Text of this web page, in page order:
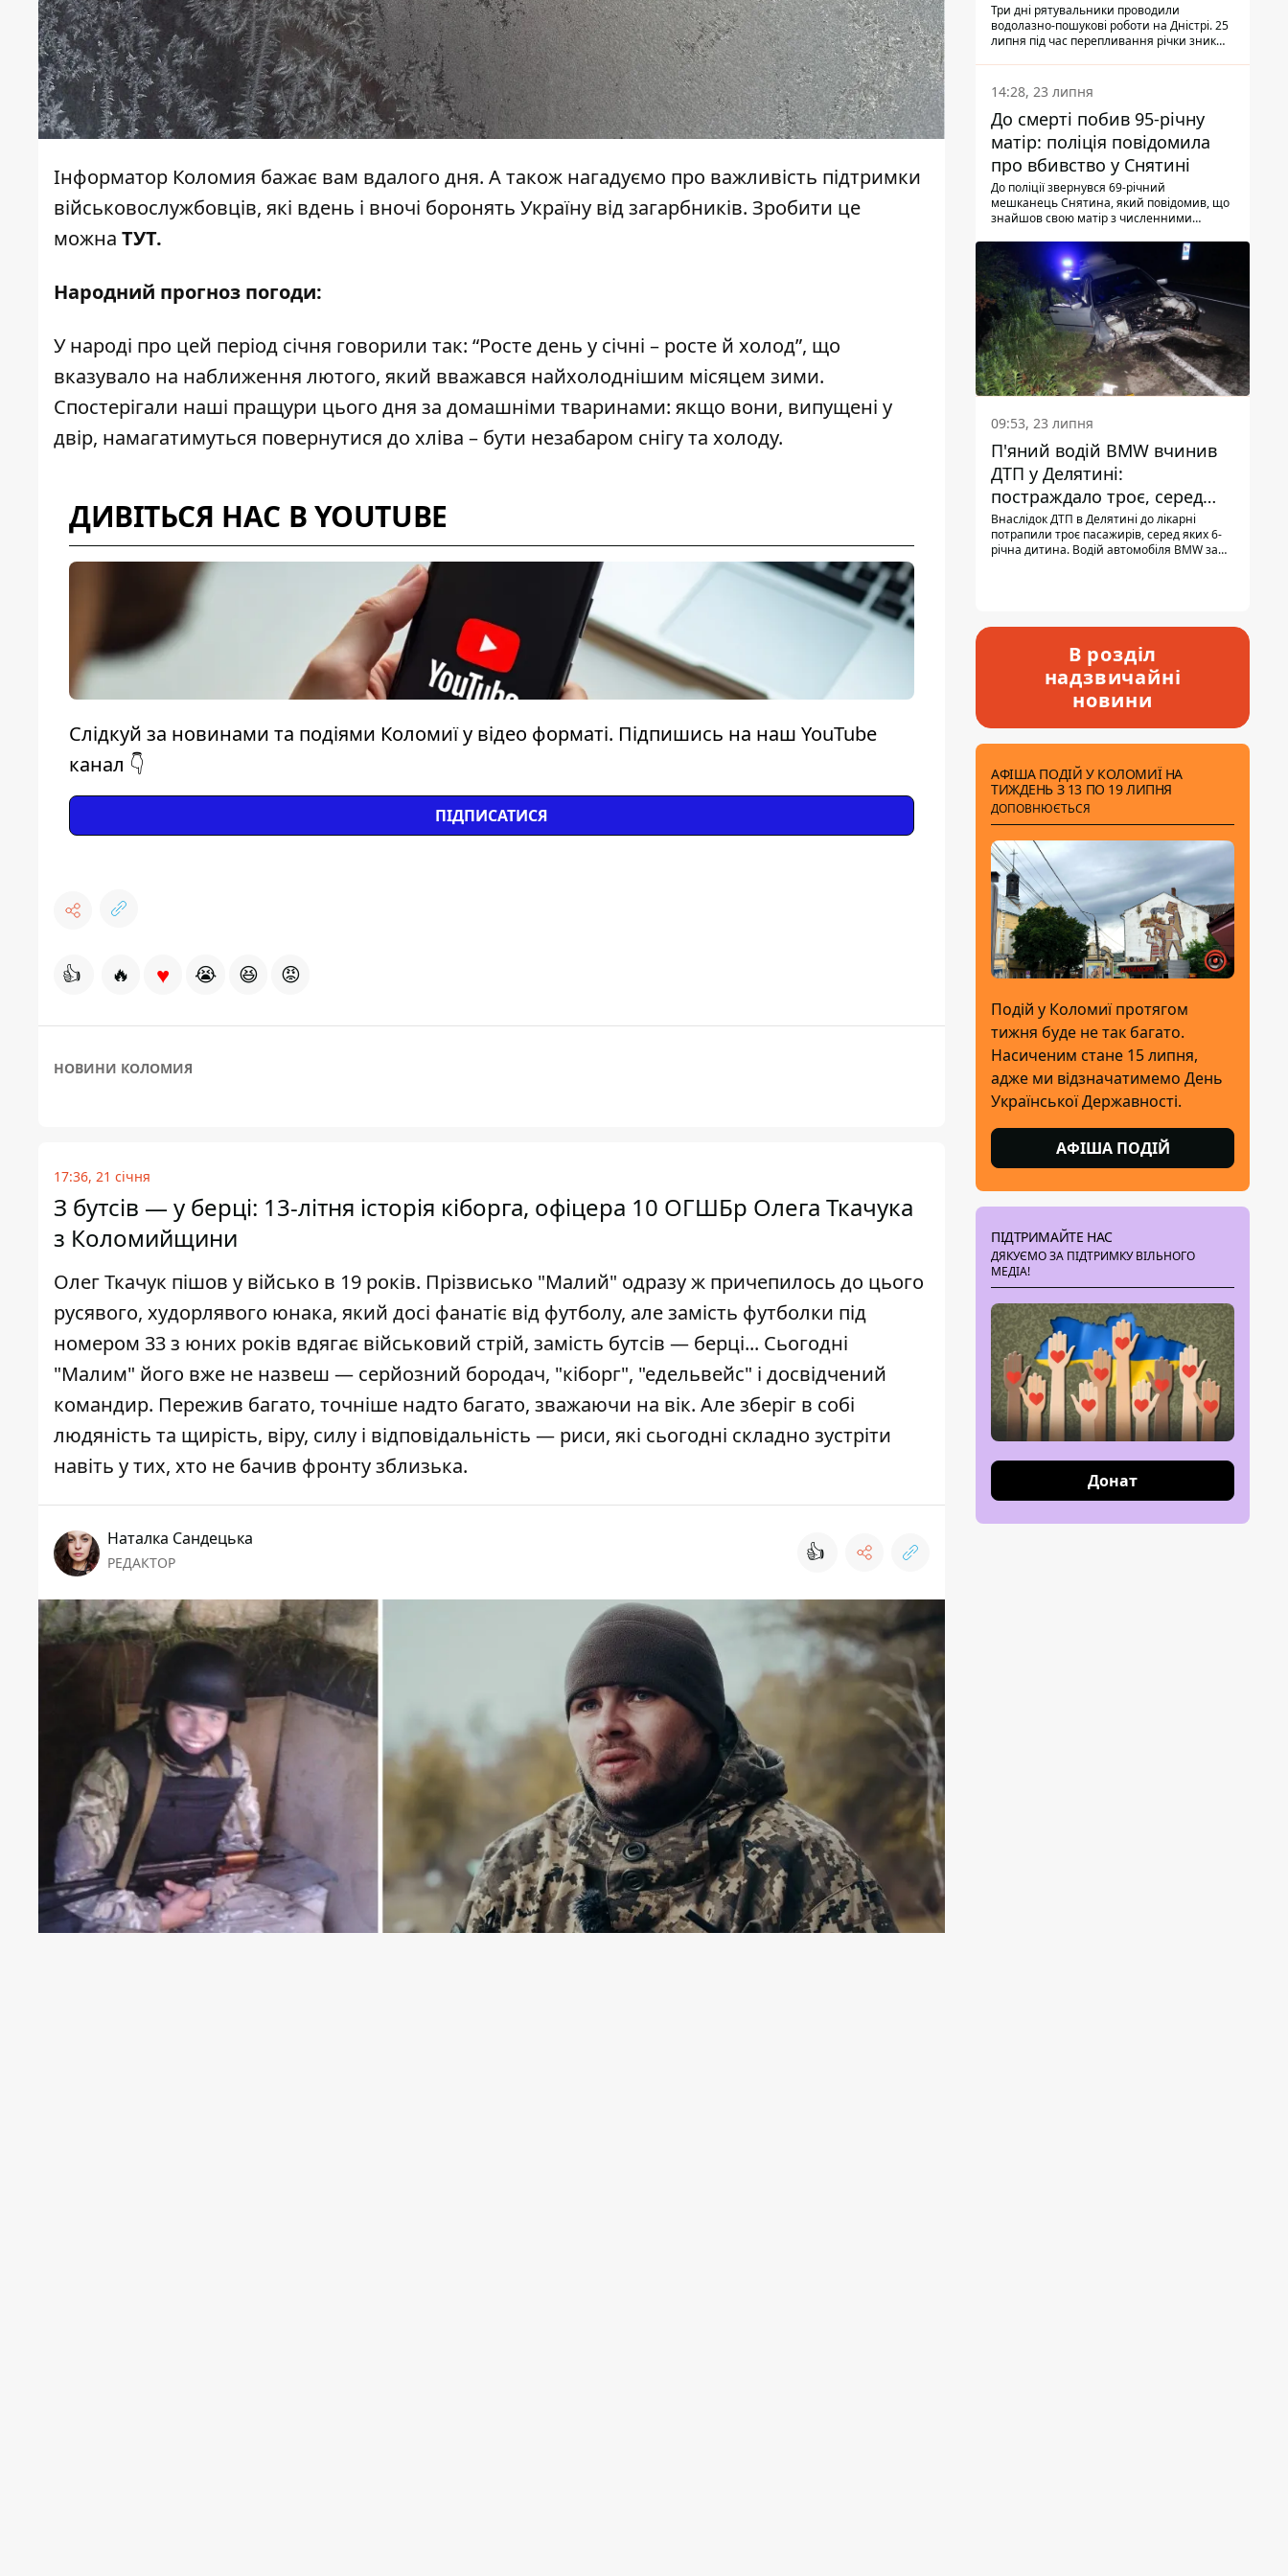
Інформатор Коломия бажає вам вдалого дня. А також нагадуємо про важливість підтримки
військовослужбовців, які вдень і вночі боронять Україну від загарбників. Зробити це
можна ТУТ.
Народний прогноз погоди:
У народі про цей період січня говорили так: “Росте день у січні – росте й холод”, що
вказувало на наближення лютого, який вважався найхолоднішим місяцем зими.
Спостерігали наші пращури цього дня за домашніми тваринами: якщо вони, випущені у
двір, намагатимуться повернутися до хліва – бути незабаром снігу та холоду.
ДИВІТЬСЯ НАС В YOUTUBE
Слідкуй за новинами та подіями Коломиї у відео форматі. Підпишись на наш YouTube
канал 👇
ПІДПИСАТИСЯ
👍 🔥 ♥ 😭 😆 😡
НОВИНИ КОЛОМИЯ
17:36, 21 січня
З бутсів — у берці: 13-літня історія кіборга, офіцера 10 ОГШБр Олега Ткачука
з Коломийщини
Олег Ткачук пішов у військо в 19 років. Прізвисько "Малий" одразу ж причепилось до цього
русявого, худорлявого юнака, який досі фанатіє від футболу, але замість футболки під
номером 33 з юних років вдягає військовий стрій, замість бутсів — берці... Сьогодні
"Малим" його вже не назвеш — серйозний бородач, "кіборг", "едельвейс" і досвідчений
командир. Пережив багато, точніше надто багато, зважаючи на вік. Але зберіг в собі
людяність та щирість, віру, силу і відповідальність — риси, які сьогодні складно зустріти
навіть у тих, хто не бачив фронту зблизька.
Наталка Сандецька
РЕДАКТОР 👍
Три дні рятувальники проводили
водолазно-пошукові роботи на Дністрі. 25
липня під час перепливання річки зник
виявили тіло.
14:28, 23 липня
До смерті побив 95-річну
матір: поліція повідомила
про вбивство у Снятині
До поліції звернувся 69-річний
мешканець Снятина, який повідомив, що
знайшов свою матір з численними
з'ясували правоохоронці, ці травми жінці
наніс її син.
09:53, 23 липня
П'яний водій BMW вчинив
ДТП у Делятині:
постраждало троє, серед
них - дитина
Внаслідок ДТП в Делятині до лікарні
потрапили троє пасажирів, серед яких 6-
річна дитина. Водій автомобіля BMW за
В розділ
надзвичайні
новини
АФІША ПОДІЙ У КОЛОМИЇ НА
ТИЖДЕНЬ З 13 ПО 19 ЛИПНЯ
ДОПОВНЮЄТЬСЯ
Подій у Коломиї протягом
тижня буде не так багато.
Насиченим стане 15 липня,
адже ми відзначатимемо День
Української Державності.
АФІША ПОДІЙ
ПІДТРИМАЙТЕ НАС
ДЯКУЄМО ЗА ПІДТРИМКУ ВІЛЬНОГО
МЕДІА!
Донат